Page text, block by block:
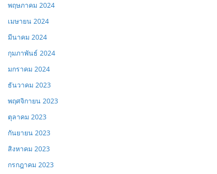
พฤษภาคม 2024
เมษายน 2024
มีนาคม 2024
กุมภาพันธ์ 2024
มกราคม 2024
ธันวาคม 2023
พฤศจิกายน 2023
ตุลาคม 2023
กันยายน 2023
สิงหาคม 2023
กรกฎาคม 2023